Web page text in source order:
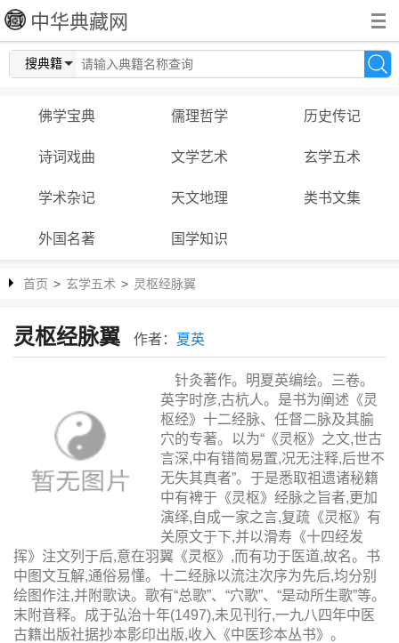
中华典藏网
搜典籍
佛学宝典 儒理哲学 历史传记
诗词戏曲 文学艺术 玄学五术
学术杂记 天文地理 类书文集
外国名著 国学知识
首页 > 玄学五术 > 灵枢经脉翼
灵枢经脉翼 作者： 夏英
针灸著作。明夏英编绘。三卷。
英字时彦,古杭人。是书为阐述《灵
枢经》十二经脉、任督二脉及其腧
穴的专著。以为“《灵枢》之文,世古
言深,中有错简易置,况无注释,后世不
无失其真者”。于是悉取祖遗诸秘籍
中有裨于《灵枢》经脉之旨者,更加
演绎,自成一家之言,复疏《灵枢》有
关原文于下,并以滑寿《十四经发
挥》注文列于后,意在羽翼《灵枢》,而有功于医道,故名。书
中图文互解,通俗易懂。十二经脉以流注次序为先后,均分别
绘图作注,并附歌诀。歌有“总歌”、“穴歌”、“是动所生歌”等。
末附音释。成于弘治十年(1497),未见刊行,一九八四年中医
古籍出版社据抄本影印出版,收入《中医珍本丛书》。